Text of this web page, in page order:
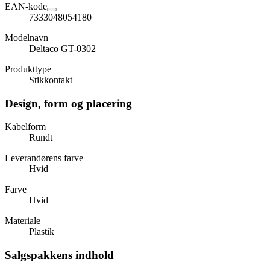
EAN-kode
7333048054180
Modelnavn
Deltaco GT-0302
Produkttype
Stikkontakt
Design, form og placering
Kabelform
Rundt
Leverandørens farve
Hvid
Farve
Hvid
Materiale
Plastik
Salgspakkens indhold